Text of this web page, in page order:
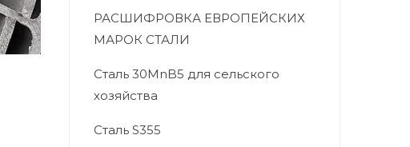
РАСШИФРОВКА ЕВРОПЕЙСКИХ
МАРОК СТАЛИ
Сталь 30MnB5 для сельского
хозяйства
Сталь S355